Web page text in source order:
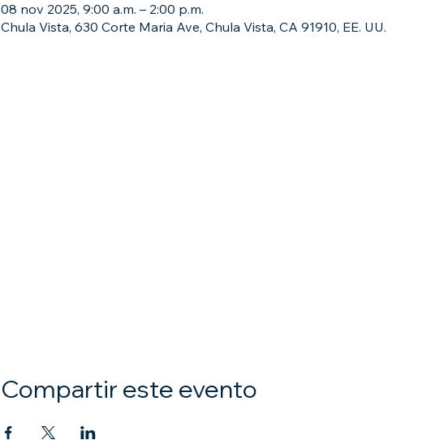
08 nov 2025, 9:00 a.m. – 2:00 p.m.
Chula Vista, 630 Corte Maria Ave, Chula Vista, CA 91910, EE. UU.
Compartir este evento